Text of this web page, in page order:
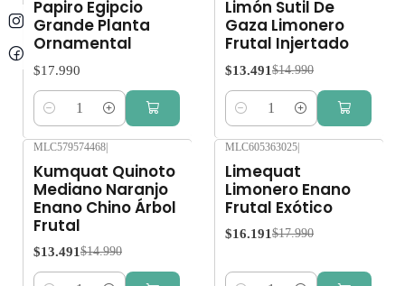
Papiro Egipcio
Grande Planta
Ornamental
$17.990
Cantidad
Limón Sutil De
Gaza Limonero
Frutal Injertado
$13.491 $14.990
Cantidad
MLC579574468|
Kumquat Quinoto
Mediano Naranjo
Enano Chino Árbol
Frutal
$13.491 $14.990
MLC605363025|
Limequat
Limonero Enano
Frutal Exótico
$16.191 $17.990